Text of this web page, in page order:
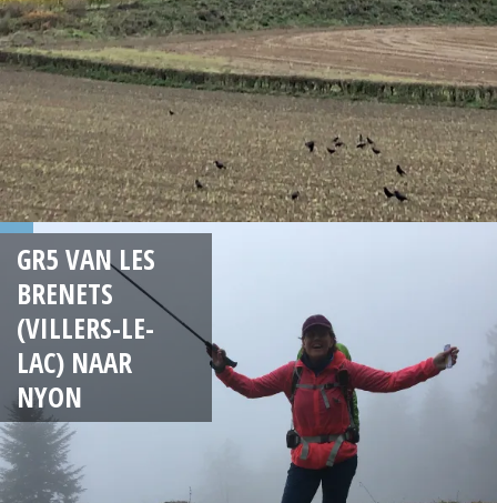
GR5 VAN LES
BRENETS
(VILLERS-LE-
LAC) NAAR
NYON